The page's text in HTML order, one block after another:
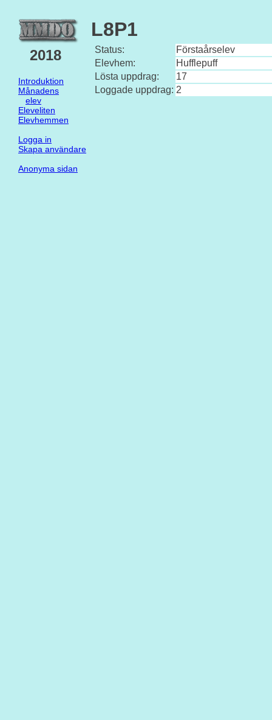
2018
Introduktion
Månadens
elev
Eleveliten
Elevhemmen
Logga in
Skapa användare
Anonyma sidan
L8P1
Status:
Förstaårselev
Elevhem:
Hufflepuff
Lösta uppdrag:
17
Loggade uppdrag: 2